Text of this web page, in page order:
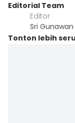
Editorial Team
Editor
Sri
Tonton lebih